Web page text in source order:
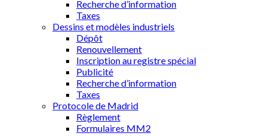
Recherche d’information
Taxes
Dessins et modèles industriels
Dépôt
Renouvellement
Inscription au registre spécial
Publicité
Recherche d’information
Taxes
Protocole de Madrid
Règlement
Formulaires MM2